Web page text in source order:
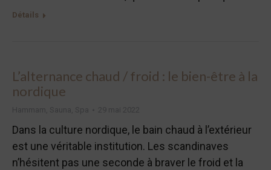
Détails
L’alternance chaud / froid : le bien-être à la
nordique
Dans la culture nordique, le bain chaud à l’extérieur
est une véritable institution. Les scandinaves
n’hésitent pas une seconde à braver le froid et la